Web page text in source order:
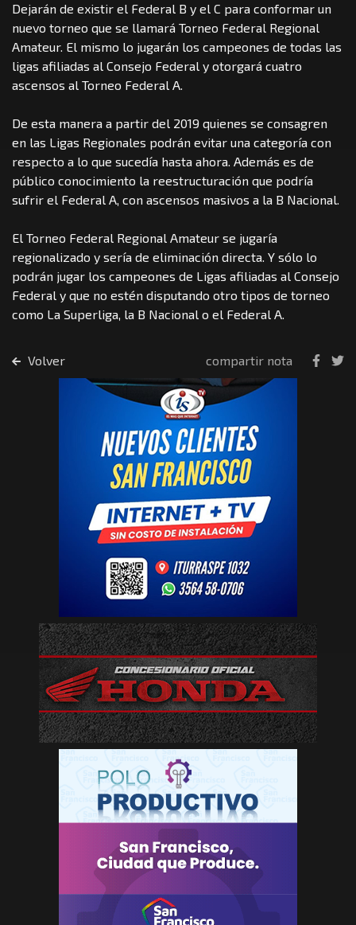
Dejarán de existir el Federal B y el C para conformar un
nuevo torneo que se llamará Torneo Federal Regional
Amateur. El mismo lo jugarán los campeones de todas las
ligas afiliadas al Consejo Federal y otorgará cuatro
ascensos al Torneo Federal A.
De esta manera a partir del 2019 quienes se consagren
en las Ligas Regionales podrán evitar una categoría con
respecto a lo que sucedía hasta ahora. Además es de
público conocimiento la reestructuración que podría
sufrir el Federal A, con ascensos masivos a la B Nacional.
El Torneo Federal Regional Amateur se jugaría
regionalizado y sería de eliminación directa. Y sólo lo
podrán jugar los campeones de Ligas afiliadas al Consejo
Federal y que no estén disputando otro tipos de torneo
como La Superliga, la B Nacional o el Federal A.
Volver compartir nota